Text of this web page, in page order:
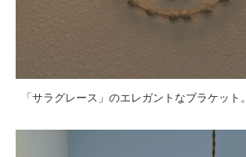
「サラグレース」のエレガントなブラケット。